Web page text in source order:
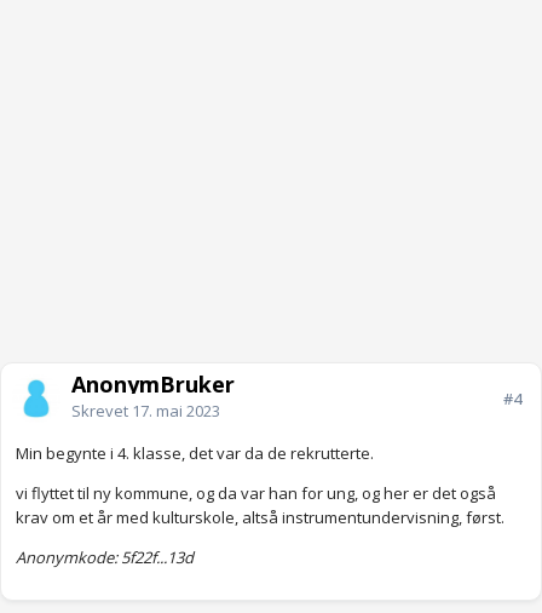
AnonymBruker
Skrevet 17. mai 2023
#4
Min begynte i 4. klasse, det var da de rekrutterte.
vi flyttet til ny kommune, og da var han for ung, og her er det også
krav om et år med kulturskole, altså instrumentundervisning, først.
Anonymkode: 5f22f...13d